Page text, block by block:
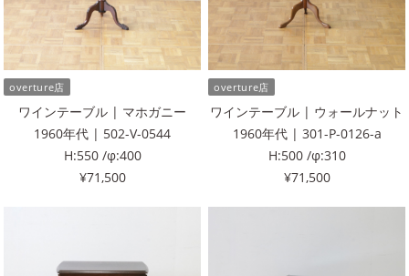
overture店
ワインテーブル | マホガニー
1960年代 | 502-V-0544
H:550 /φ:400
¥71,500
overture店
ワインテーブル | ウォールナット
1960年代 | 301-P-0126-a
H:500 /φ:310
¥71,500